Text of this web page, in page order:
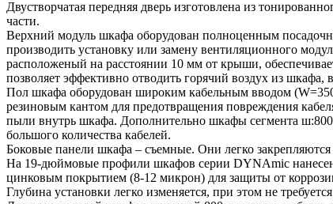
Двустворчатая передняя дверь изготовлена из
части.
Верхний модуль шкафа оборудован полноценным
производить установку или замену вентиляционного
расположеный на расстоянии 10 мм от крыши,
позволяет эффективно отводить горячий воздух из
Пол шкафа оборудован широким кабельным вводом
резиновым кантом для предотвращения повреждения
пыли внутрь шкафа. Дополнительно шкафы сегмента
большого количества кабелей.
Боковые панели шкафа – съемные. Они легко
На 19-дюймовые профили шкафов серии DYNAmic
цинковым покрытием (8-12 микрон) для защиты от
Глубина установки легко изменяется, при этом не